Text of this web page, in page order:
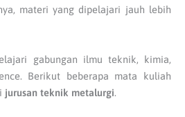
materi yang dipelajari jauh lebih
gabungan ilmu teknik, kimia,
Berikut beberapa mata kuliah
jurusan teknik metalurgi.